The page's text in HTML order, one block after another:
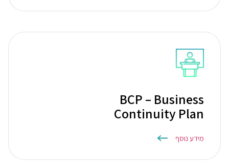
BCP – Business
Continuity Plan
מידע נוסף